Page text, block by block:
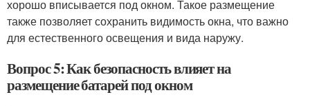
хорошо вписывается под окном. Такое размещение
также позволяет сохранить видимость окна, что важно
для естественного освещения и вида наружу.
Вопрос 5: Как безопасность влияет на
размещение батарей под окном